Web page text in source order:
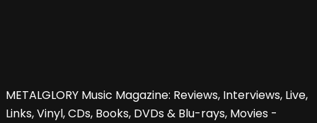
METALGLORY Music Magazine: Reviews, Interviews, Live,
Links, Vinyl, CDs, Books, DVDs & Blu-rays, Movies -